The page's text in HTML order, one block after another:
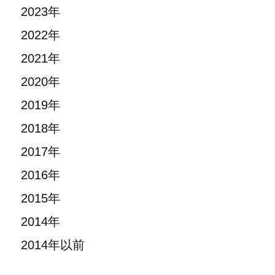
2023年
2022年
2021年
2020年
2019年
2018年
2017年
2016年
2015年
2014年
2014年以前